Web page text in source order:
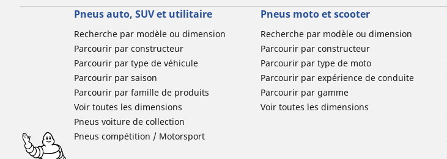
Pneus auto, SUV et utilitaire
Recherche par modèle ou dimension
Parcourir par constructeur
Parcourir par type de véhicule
Parcourir par saison
Parcourir par famille de produits
Voir toutes les dimensions
Pneus voiture de collection
Pneus compétition / Motorsport
Pneus moto et scooter
Recherche par modèle ou dimension
Parcourir par constructeur
Parcourir par type de moto
Parcourir par expérience de conduite
Parcourir par gamme
Voir toutes les dimensions